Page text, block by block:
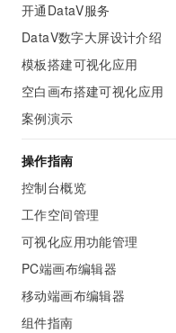
开通DataV服务
DataV数字大屏设计介绍
模板搭建可视化应用
空白画布搭建可视化应用
案例演示
操作指南
控制台概览
工作空间管理
可视化应用功能管理
PC端画布编辑器
移动端画布编辑器
组件指南
安全
中间件
数据库
媒体服务
企业服务与云通信
域名与网站
终端用户计算
Serverless
网络
可观测
上云与迁云
企业出海
政企业务